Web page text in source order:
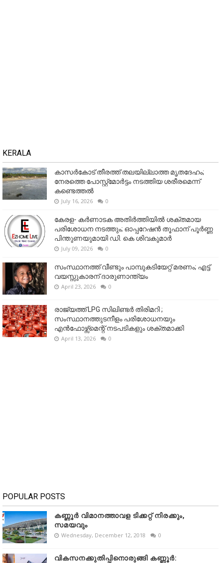
KERALA
കാസർകോട് തീരത്ത് തലയില്ലാത്ത മൃതദേഹം;
നേരത്തെ പോസ്റ്റ്‌മോർട്ടം നടത്തിയ ശരീരമെന്ന്
കണ്ടെത്തൽ
July 16, 2026 0
കേരള- കർണാടക അതിർത്തിയിൽ ശക്തമായ
പരിശോധന നടത്തും; ഓപ്പറേഷൻ തൂഫാന് പൂർണ്ണ
പിന്തുണയുമായി ഡി. കെ ശിവകുമാർ
July 09, 2026 0
സംസ്ഥാനത്ത് വീണ്ടും പാമ്പുകടിയേറ്റ് മരണം; എട്ട്
വയസ്സുകാരന് ദാരുണാന്ത്യം
April 23, 2026 0
രാജ്യത്ത് LPG സിലിണ്ടർ തിരിമറി ;
സംസ്ഥാനത്തുടനീളം പരിശോധനയും
എൻഫോഴ്സ്മെന്റ് നടപടികളും ശക്തമാക്കി
April 13, 2026 0
POPULAR POSTS
കണ്ണൂർ വിമാനത്താവള ടിക്കറ്റ് നിരക്കും,
സമയവും
Wednesday, December 12, 2018 0
വികസനക്കുതിപ്പിനൊരുങ്ങി കണ്ണൂർ: